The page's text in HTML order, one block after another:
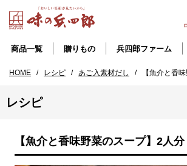
商品一覧 贈りもの 兵四郎ファーム
HOME / レシピ / あご入素材だし / 【魚介と香
レシピ
【魚介と香味野菜のスープ】2人分